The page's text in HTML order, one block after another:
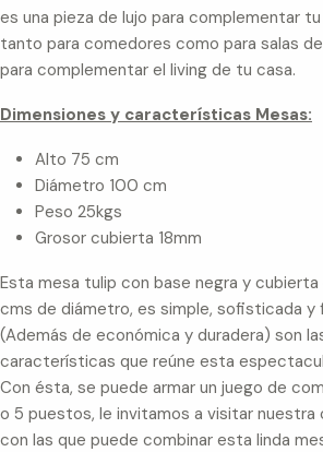
es una pieza de lujo para complementar
tanto para comedores como para salas
para complementar el living de tu casa.
Dimensiones y características Mesas:
Alto 75 cm
Diámetro 100 cm
Peso 25kgs
Grosor cubierta 18mm
Esta mesa tulip con base negra y
cms de diámetro, es simple, sofisticada y
(Además de económica y duradera) son
características que reúne esta
Con ésta, se puede armar un juego de
o 5 puestos, le invitamos a visitar nuestra
con las que puede combinar esta linda